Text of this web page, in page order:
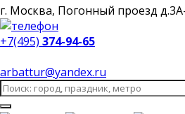
г. Москва, Погонный проезд
+7(495) 374-94-65
arbattur@yandex.ru